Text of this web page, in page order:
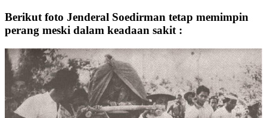
Berikut foto Jenderal Soedirman tetap memimpin
perang meski dalam keadaan sakit :